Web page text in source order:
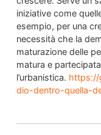
iniziative come
esempio, per una
necessità che la
maturazione delle
matura e
l’urbanistica. https://
dio-dentro-quella-